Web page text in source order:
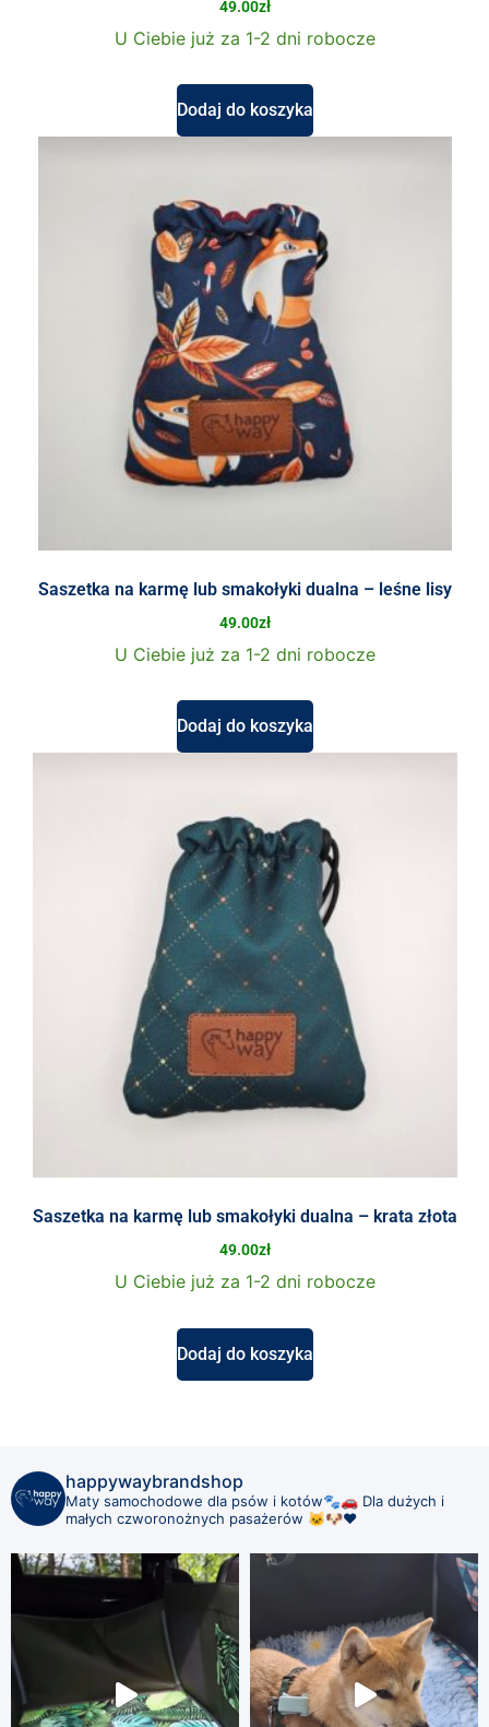
49.00zł
U Ciebie już za 1-2 dni robocze
Dodaj do koszyka
Saszetka na karmę lub smakołyki dualna – leśne lisy
49.00zł
U Ciebie już za 1-2 dni robocze
Dodaj do koszyka
Saszetka na karmę lub smakołyki dualna – krata złota
49.00zł
U Ciebie już za 1-2 dni robocze
Dodaj do koszyka
happywaybrandshop
Maty samochodowe dla psów i kotów🐾🚗 Dla dużych i
małych czworonożnych pasażerów 🐱🐶❤️